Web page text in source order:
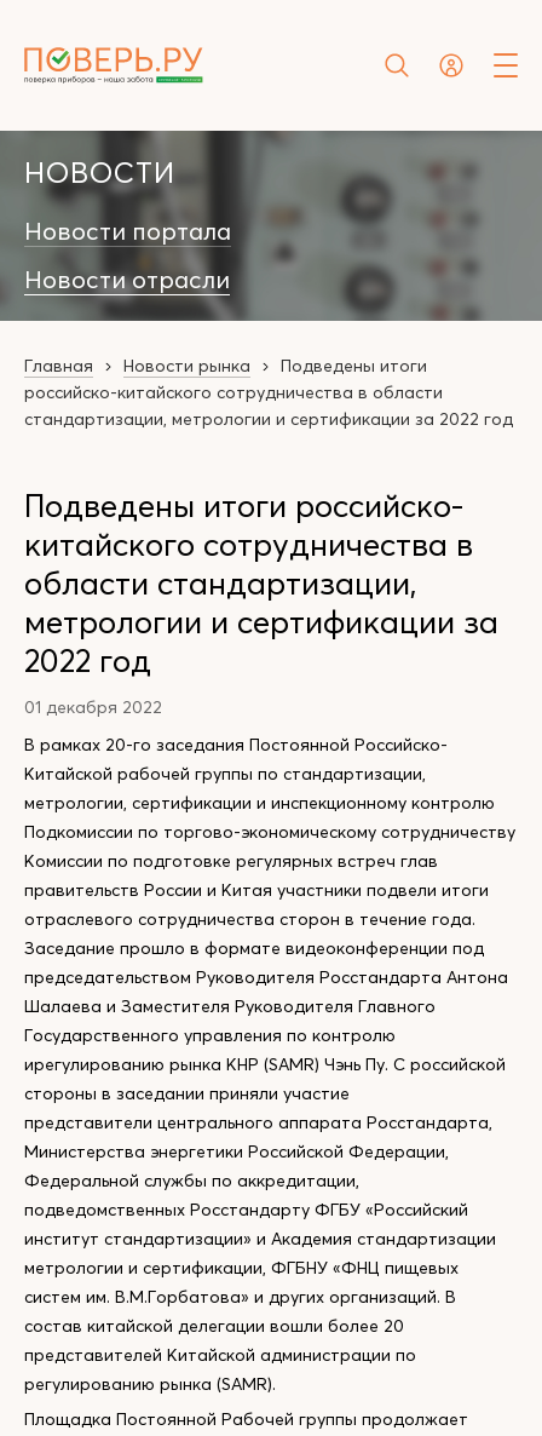
НОВОСТИ
Новости портала
Новости отрасли
Главная Новости рынка
Подведены итоги
российско-китайского сотрудничества в области
стандартизации, метрологии и сертификации за 2022 год
Подведены итоги российско-
китайского сотрудничества в
области стандартизации,
метрологии и сертификации за
2022 год
01 декабря 2022
В рамках 20-го заседания Постоянной Российско-
Китайской рабочей группы по стандартизации,
метрологии, сертификации и инспекционному контролю
Подкомиссии по торгово-экономическому сотрудничеству
Комиссии по подготовке регулярных встреч глав
правительств России и Китая участники подвели итоги
отраслевого сотрудничества сторон в течение года.
Заседание прошло в формате видеоконференции под
председательством Руководителя Росстандарта Антона
Шалаева и Заместителя Руководителя Главного
Государственного управления по контролю
ирегулированию рынка КНР (SAMR) Чэнь Пу. С российской
стороны в заседании приняли участие
представители центрального аппарата Росстандарта,
Министерства энергетики Российской Федерации,
Федеральной службы по аккредитации,
подведомственных Росстандарту ФГБУ «Российский
институт стандартизации» и Академия стандартизации
метрологии и сертификации, ФГБНУ «ФНЦ пищевых
систем им. В.М.Горбатова» и других организаций. В
состав китайской делегации вошли более 20
представителей Китайской администрации по
регулированию рынка (SAMR).
Площадка Постоянной Рабочей группы продолжает